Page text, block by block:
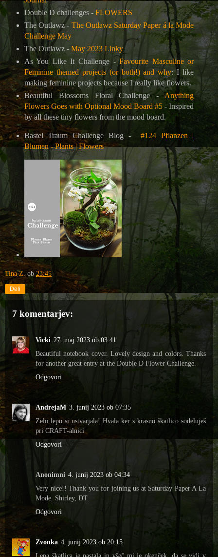
Double D challenges - FLOWERS
The Outlawz - The Outlawz Saturday Paper á la Mode
Challenge May
The Outlawz - May 2023 Linky
As You Like It Challenge -Favourite Masculine or
Feminine themed projects (or both!) and why: I like
making feminine projects because I really like flowers.
Beautiful Blossoms Floral Challenge -Anything
Flowers Goes with Optional Mood Board #5 - Inspired
by all these tiny flowers from the mood board.
Bastel Traum Challenge Blog -
#124 Pflanzen |
Blumen - Plants | Flowers
Tina Z. ob23:45
Deli
7 komentarjev:
Vicki 27. maj 2023 ob 03:41
Beautiful notebook cover. Lovely design and colors. Thanks
for another great entry at the Double D Flower Challenge.
Odgovori
AndrejaM 3. junij 2023 ob 07:35
Zelo lepo si ustvarjala! Hvala ker s krasno škatlico sodeluješ
pri CRAFT-alnici
Odgovori
Anonimni 4. junij 2023 ob 04:34
Very nice!! Thank you for joining us at Saturday Paper A La
Mode. Shirley, DT.
Odgovori
Zvonka 4. junij 2023 ob 20:15